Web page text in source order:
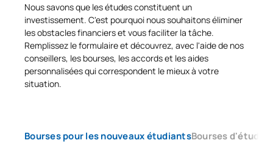
Nous savons que les études constituent un
investissement. C'est pourquoi nous souhaitons éliminer
les obstacles financiers et vous faciliter la tâche.
Remplissez le formulaire et découvrez, avec l'aide de nos
conseillers, les bourses, les accords et les aides
personnalisées qui correspondent le mieux à votre
situation.
Bourses pour les nouveaux étudiantsBourses d'études